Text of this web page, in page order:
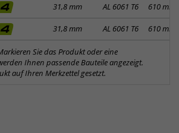
31,8 mm AL 6061 T6 610 mm
31,8 mm AL 6061 T6 610 mm
Sie das Produkt oder eine
Ihnen passende Bauteile angezeigt.
auf Ihren Merkzettel gesetzt.